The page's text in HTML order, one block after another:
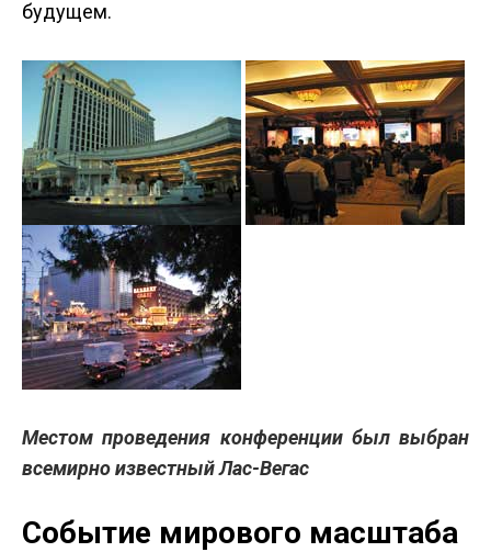
будущем.
Местом проведения конференции был выбран
всемирно известный Лас-Вегас
Событие мирового масштаба